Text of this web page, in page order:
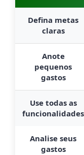
Defina metas
claras
Anote
pequenos
gastos
Use todas as
funcionalidades
Analise seus
gastos